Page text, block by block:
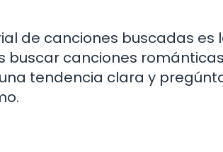
de canciones buscadas es
canciones
tendencia clara y